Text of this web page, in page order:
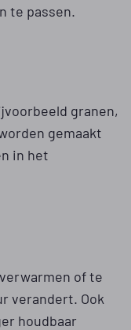
te passen.
granen,
gemaakt
in het
of te
verandert. Ook
houdbaar